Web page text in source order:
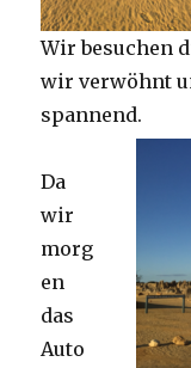
Wir besuchen
wir verwöhnt
spannend.
Da
wir
morg
en
das
Auto